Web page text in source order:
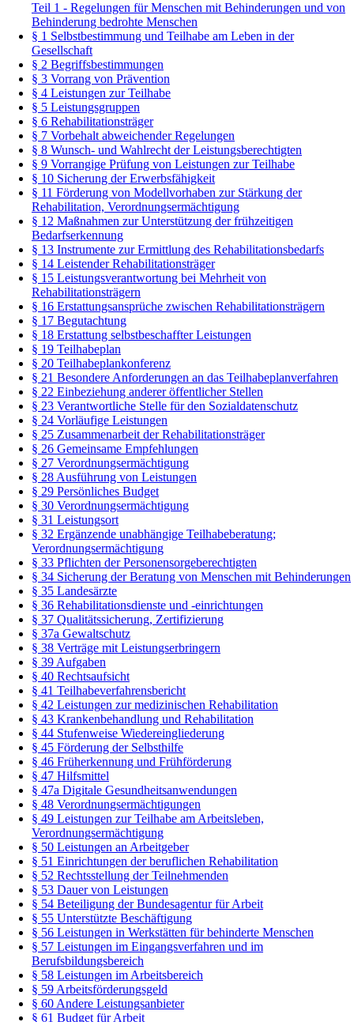
Teil 1 - Regelungen für Menschen mit Behinderungen und von
Behinderung bedrohte Menschen
§ 1 Selbstbestimmung und Teilhabe am Leben in der
Gesellschaft
§ 2 Begriffsbestimmungen
§ 3 Vorrang von Prävention
§ 4 Leistungen zur Teilhabe
§ 5 Leistungsgruppen
§ 6 Rehabilitationsträger
§ 7 Vorbehalt abweichender Regelungen
§ 8 Wunsch- und Wahlrecht der Leistungsberechtigten
§ 9 Vorrangige Prüfung von Leistungen zur Teilhabe
§ 10 Sicherung der Erwerbsfähigkeit
§ 11 Förderung von Modellvorhaben zur Stärkung der
Rehabilitation, Verordnungsermächtigung
§ 12 Maßnahmen zur Unterstützung der frühzeitigen
Bedarfserkennung
§ 13 Instrumente zur Ermittlung des Rehabilitationsbedarfs
§ 14 Leistender Rehabilitationsträger
§ 15 Leistungsverantwortung bei Mehrheit von
Rehabilitationsträgern
§ 16 Erstattungsansprüche zwischen Rehabilitationsträgern
§ 17 Begutachtung
§ 18 Erstattung selbstbeschaffter Leistungen
§ 19 Teilhabeplan
§ 20 Teilhabeplankonferenz
§ 21 Besondere Anforderungen an das Teilhabeplanverfahren
§ 22 Einbeziehung anderer öffentlicher Stellen
§ 23 Verantwortliche Stelle für den Sozialdatenschutz
§ 24 Vorläufige Leistungen
§ 25 Zusammenarbeit der Rehabilitationsträger
§ 26 Gemeinsame Empfehlungen
§ 27 Verordnungsermächtigung
§ 28 Ausführung von Leistungen
§ 29 Persönliches Budget
§ 30 Verordnungsermächtigung
§ 31 Leistungsort
§ 32 Ergänzende unabhängige Teilhabeberatung;
Verordnungsermächtigung
§ 33 Pflichten der Personensorgeberechtigten
§ 34 Sicherung der Beratung von Menschen mit Behinderungen
§ 35 Landesärzte
§ 36 Rehabilitationsdienste und -einrichtungen
§ 37 Qualitätssicherung, Zertifizierung
§ 37a Gewaltschutz
§ 38 Verträge mit Leistungserbringern
§ 39 Aufgaben
§ 40 Rechtsaufsicht
§ 41 Teilhabeverfahrensbericht
§ 42 Leistungen zur medizinischen Rehabilitation
§ 43 Krankenbehandlung und Rehabilitation
§ 44 Stufenweise Wiedereingliederung
§ 45 Förderung der Selbsthilfe
§ 46 Früherkennung und Frühförderung
§ 47 Hilfsmittel
§ 47a Digitale Gesundheitsanwendungen
§ 48 Verordnungsermächtigungen
§ 49 Leistungen zur Teilhabe am Arbeitsleben,
Verordnungsermächtigung
§ 50 Leistungen an Arbeitgeber
§ 51 Einrichtungen der beruflichen Rehabilitation
§ 52 Rechtsstellung der Teilnehmenden
§ 53 Dauer von Leistungen
§ 54 Beteiligung der Bundesagentur für Arbeit
§ 55 Unterstützte Beschäftigung
§ 56 Leistungen in Werkstätten für behinderte Menschen
§ 57 Leistungen im Eingangsverfahren und im
Berufsbildungsbereich
§ 58 Leistungen im Arbeitsbereich
§ 59 Arbeitsförderungsgeld
§ 60 Andere Leistungsanbieter
§ 61 Budget für Arbeit